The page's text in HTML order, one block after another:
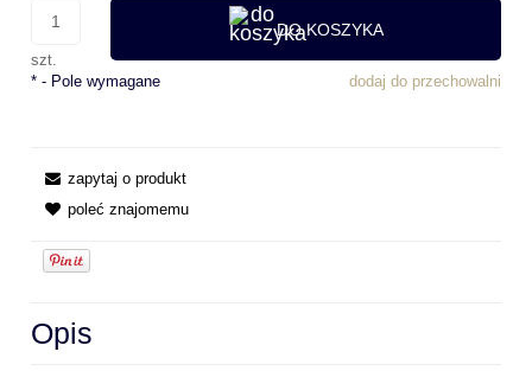
szt.
DO KOSZYKA
dodaj do przechowalni
* - Pole wymagane
zapytaj o produkt
poleć znajomemu
Opis